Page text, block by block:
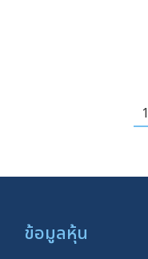
1
ข้อมูลหุ้น